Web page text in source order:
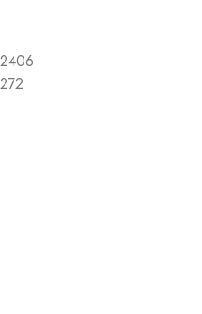
2406
272